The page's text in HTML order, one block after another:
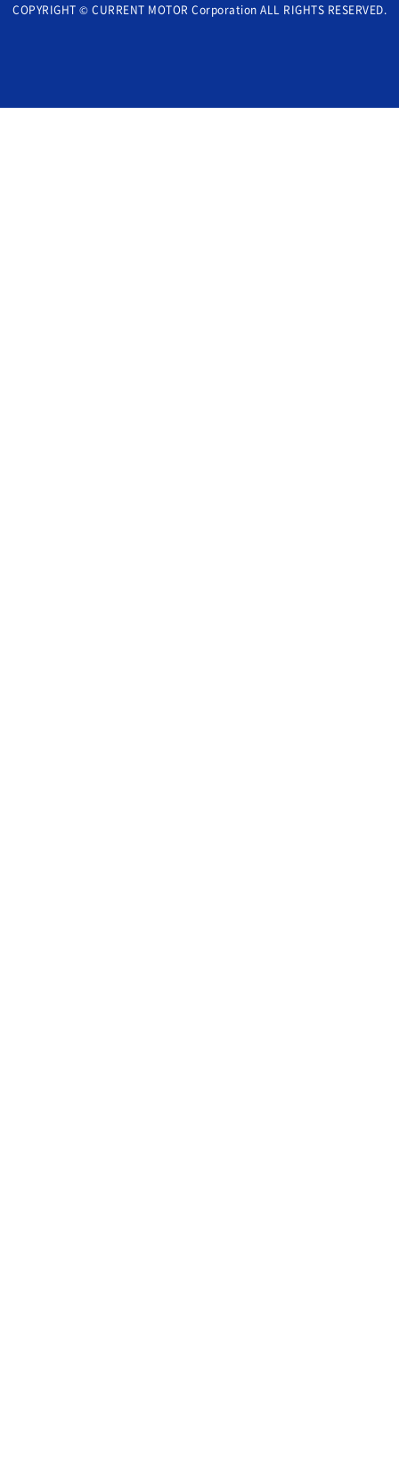
COPYRIGHT © CURRENT MOTOR Corporation ALL RIGHTS RESERVED.